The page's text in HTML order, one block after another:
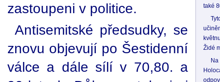
také
Židé
zastoupeni v politice.
Antisemitské předsudky, se
znovu objevují po Šestidenní
válce a dále sílí v 70,80. a